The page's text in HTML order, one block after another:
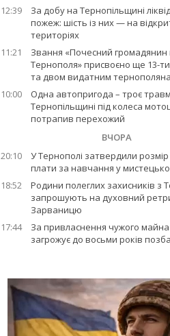
12:39
За добу на Тернопільщині
пожеж: шість із них — на
територіях
11:21
Звання «Почесний громадянин
Тернополя» присвоєно ще 13-
та двом видатним
10:00
Одна автопригода – троє
Тернопільщині під колеса
потрапив перехожий
ВЧОРА
20:10
У Тернополі затвердили розмір
плати за навчання у
18:52
Родини полеглих захисників з
запрошують на духовний
Зарваницю
17:44
За привласнення чужого
загрожує до восьми років